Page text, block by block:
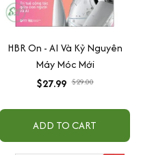
HBR On - AI Và Kỷ Nguyên
Máy Móc Mới
$27.99 $29.00
ADD TO CART